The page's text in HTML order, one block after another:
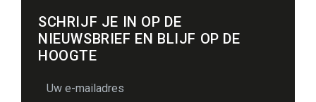
SCHRIJF JE IN OP DE
NIEUWSBRIEF EN BLIJF OP DE
HOOGTE